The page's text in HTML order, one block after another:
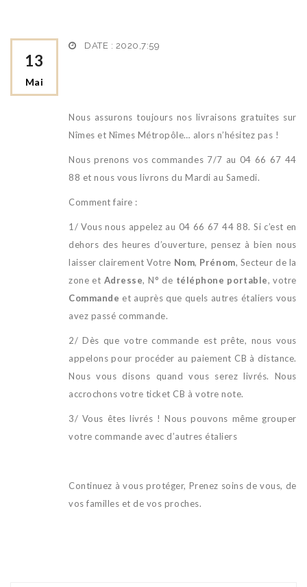
13
Mai
DATE : 2020,7:59
Nous assurons toujours nos livraisons gratuites sur
Nîmes et Nîmes Métropôle… alors n’hésitez pas !
Nous prenons vos commandes 7/7 au 04 66 67 44
88 et nous vous livrons du Mardi au Samedi.
Comment faire :
1/ Vous nous appelez au 04 66 67 44 88. Si c’est en
dehors des heures d’ouverture, pensez à bien nous
laisser clairement Votre Nom, Prénom, Secteur de la
zone et Adresse, N° de téléphone portable, votre
Commande et auprès que quels autres étaliers vous
avez passé commande.
2/ Dès que votre commande est prête, nous vous
appelons pour procéder au paiement CB à distance.
Nous vous disons quand vous serez livrés. Nous
accrochons votre ticket CB à votre note.
3/ Vous êtes livrés ! Nous pouvons même grouper
votre commande avec d’autres étaliers
Continuez à vous protéger, Prenez soins de vous, de
vos familles et de vos proches.